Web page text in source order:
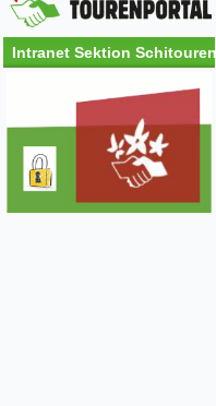
Intranet Sektion Schitouren